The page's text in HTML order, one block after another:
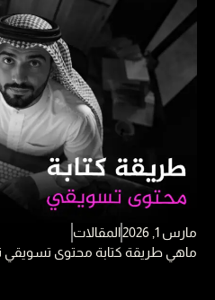
مارس 1, 2026
المقالات
ماهي طريقة كتابة محتوى تسويقي